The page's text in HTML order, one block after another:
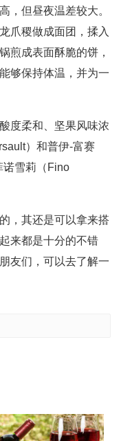
，但昼夜温差较大。
爪稷做成面团，揉入
煎成表面酥脆的饼，
够保持体温，并为一
度柔和、坚果风味浓
）和普伊-富赛
诺雪莉（Fino
，其还是可以拿来搭
来都是十分的不错
友们，可以去了解一